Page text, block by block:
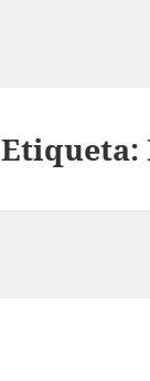
Etiqueta: